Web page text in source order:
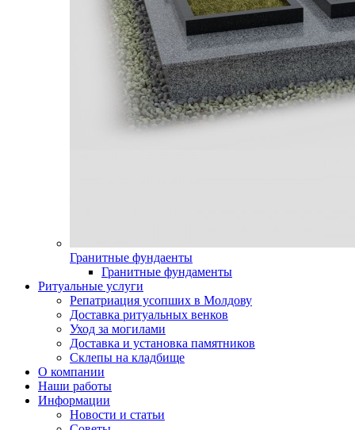
Гранитные фундаенты
Гранитные фундаменты
Ритуальные услуги
Репатриация усопших в Молдову
Доставка ритуальных венков
Уход за могилами
Доставка и установка памятников
Склепы на кладбище
О компании
Наши работы
Информации
Новости и статьи